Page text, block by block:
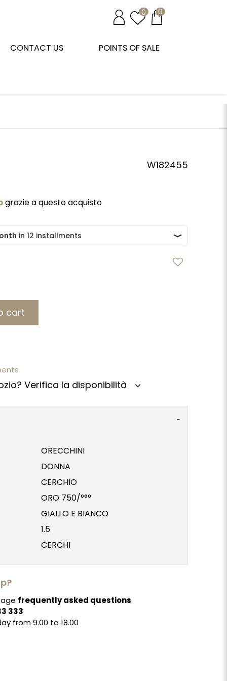
0 0
CONTACT US POINTS OF SALE
W182455
grazie a questo acquisto
cart
Verifica la disponibilità expand_more
ORECCHINI
DONNA
CERCHIO
ORO 750/°°°
GIALLO E BIANCO
1.5
CERCHI
frequently asked questions
333
from 9.00 to 18.00